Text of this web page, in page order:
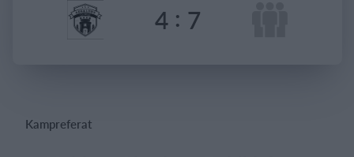
Hvad koster det?
4 : 7
Kampreferat